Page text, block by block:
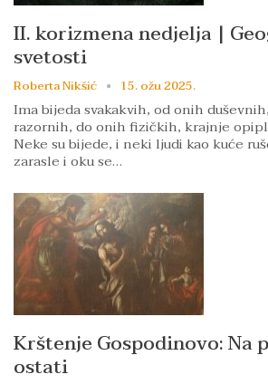
II. korizmena nedjelja |
svetosti
Roberta Nikšić 15. ožu 2025.
Ima bijeda svakakvih, od onih
razornih, do onih fizičkih, krajnje
Neke su bijede, i neki ljudi kao kuće
zarasle i oku se…
Krštenje Gospodinovo: Na
ostati